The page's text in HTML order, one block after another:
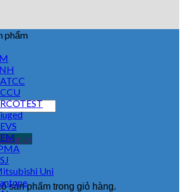
ký
sản phẩm trong giỏ hàng.
phẩm
Uni